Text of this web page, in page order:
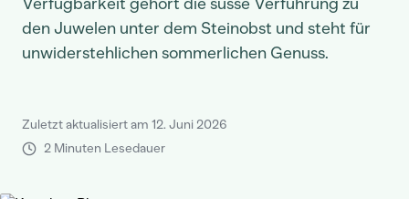
den Juwelen unter dem Steinobst und steht für
unwiderstehlichen sommerlichen Genuss.
Zuletzt aktualisiert am 12. Juni 2026
2 Minuten Lesedauer